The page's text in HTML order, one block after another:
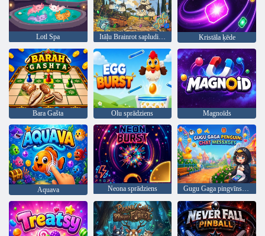
Lotl Spa Itāļu Brainrot sapludināšanas klikšķinātājs Kristāla ķēde
Bara Gašta Olu sprādziens Magnoīds
Aquava Neona sprādziens Gugu Gaga pingvīns: tērzēšanas ziņas